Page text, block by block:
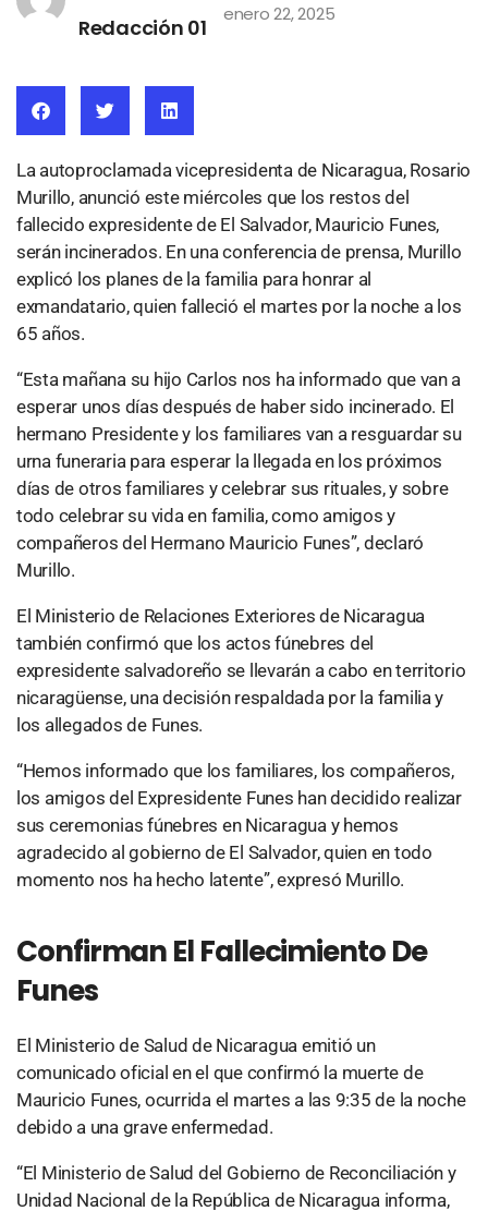
Redacción 01
enero 22, 2025
La autoproclamada vicepresidenta de Nicaragua, Rosario
Murillo, anunció este miércoles que los restos del
fallecido expresidente de El Salvador, Mauricio Funes,
serán incinerados. En una conferencia de prensa, Murillo
explicó los planes de la familia para honrar al
exmandatario, quien falleció el martes por la noche a los
65 años.
“Esta mañana su hijo Carlos nos ha informado que van a
esperar unos días después de haber sido incinerado. El
hermano Presidente y los familiares van a resguardar su
urna funeraria para esperar la llegada en los próximos
días de otros familiares y celebrar sus rituales, y sobre
todo celebrar su vida en familia, como amigos y
compañeros del Hermano Mauricio Funes”, declaró
Murillo.
El Ministerio de Relaciones Exteriores de Nicaragua
también confirmó que los actos fúnebres del
expresidente salvadoreño se llevarán a cabo en territorio
nicaragüense, una decisión respaldada por la familia y
los allegados de Funes.
“Hemos informado que los familiares, los compañeros,
los amigos del Expresidente Funes han decidido realizar
sus ceremonias fúnebres en Nicaragua y hemos
agradecido al gobierno de El Salvador, quien en todo
momento nos ha hecho latente”, expresó Murillo.
Confirman El Fallecimiento De
Funes
El Ministerio de Salud de Nicaragua emitió un
comunicado oficial en el que confirmó la muerte de
Mauricio Funes, ocurrida el martes a las 9:35 de la noche
debido a una grave enfermedad.
“El Ministerio de Salud del Gobierno de Reconciliación y
Unidad Nacional de la República de Nicaragua informa,